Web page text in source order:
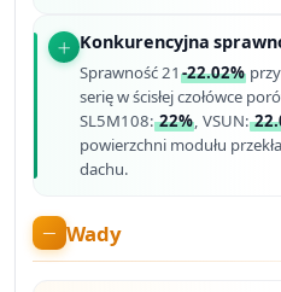
Konkurencyjna
Sprawność 21-22.02%
serię w ścisłej czołówce
SL5M108:22%, VSUN:
powierzchni modułu
dachu.
Wady